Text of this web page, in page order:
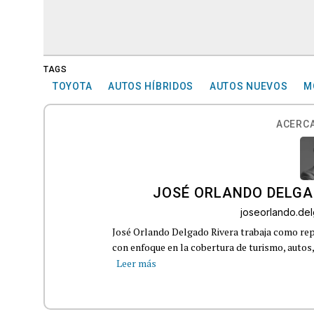
TAGS
TOYOTA AUTOS HÍBRIDOS AUTOS NUEVOS
JOSÉ ORLANDO
José Orlando Delgado Rivera trabaja como
con enfoque en la cobertura de turismo,
Leer más